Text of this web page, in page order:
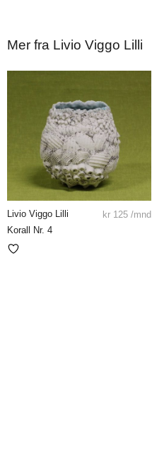
Mer fra Livio Viggo Lilli
Livio Viggo Lilli
Korall Nr. 4
kr 125 /mnd